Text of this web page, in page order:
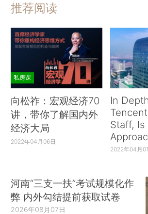
推荐阅读
私房课
向松祚：宏观经济70
讲，带你了解国内外
经济大局
2022年04月06日
In
Staff, Is
2022年04月
河南“三支一扶”考试规模化作
弊 内外勾结提前获取试卷
2026年08月07日